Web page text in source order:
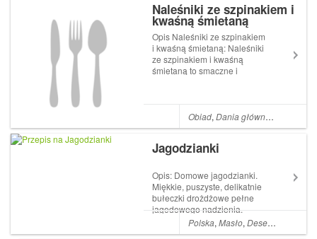
Naleśniki ze szpinakiem i
kwaśną śmietaną
Opis Naleśniki ze szpinakiem
i kwaśną śmietaną: Naleśniki
ze szpinakiem i kwaśną
śmietaną to smaczne i
odpowiedni sposób jest rajem
dla naszych kubków
Obiad,Dania główne ,
Jagodzianki
Opis: Domowe jagodzianki.
Miękkie, puszyste, delikatnie
bułeczki drożdżowe pełne
jagodowego nadzienia.
Idealne na śniadania jak i na
słodki podwieczorek.
Polska,Masło,Desery ,